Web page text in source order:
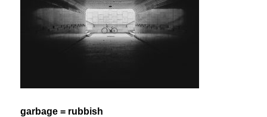
garbage = rubbish